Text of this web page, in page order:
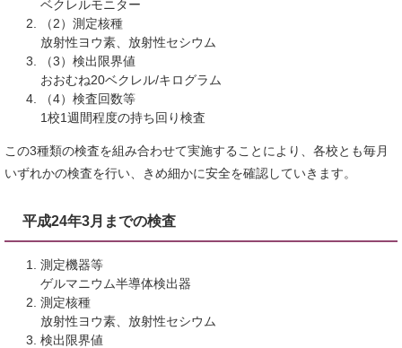
ベクレルモニター
（2）測定核種
放射性ヨウ素、放射性セシウム
（3）検出限界値
おおむね20ベクレル/キログラム
（4）検査回数等
1校1週間程度の持ち回り検査
この3種類の検査を組み合わせて実施することにより、各校とも毎月
いずれかの検査を行い、きめ細かに安全を確認していきます。
平成24年3月までの検査
測定機器等
ゲルマニウム半導体検出器
測定核種
放射性ヨウ素、放射性セシウム
検出限界値